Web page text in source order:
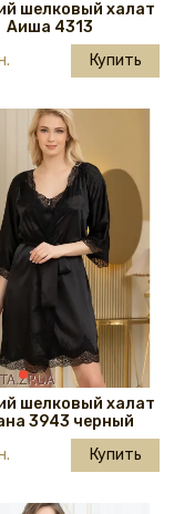
шелковый халат
Аиша 4313
Купить
шелковый халат
3943 черный
Купить